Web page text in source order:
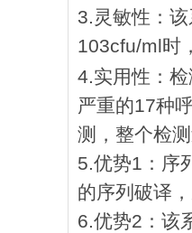
3.灵敏性：
103cfu/ml时
4.实用性：
严重的17种
测，整个检
5.优势1：序
的序列破译
6.优势2：该